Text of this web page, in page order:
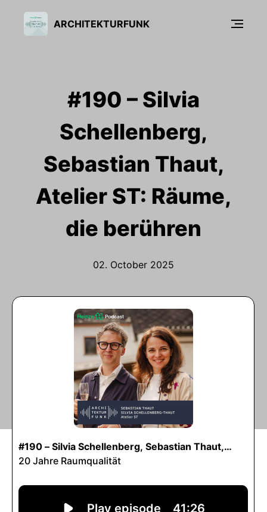
ARCHITEKTURFUNK
#190 – Silvia
Schellenberg,
Sebastian Thaut,
Atelier ST: Räume,
die berühren
02. October 2025